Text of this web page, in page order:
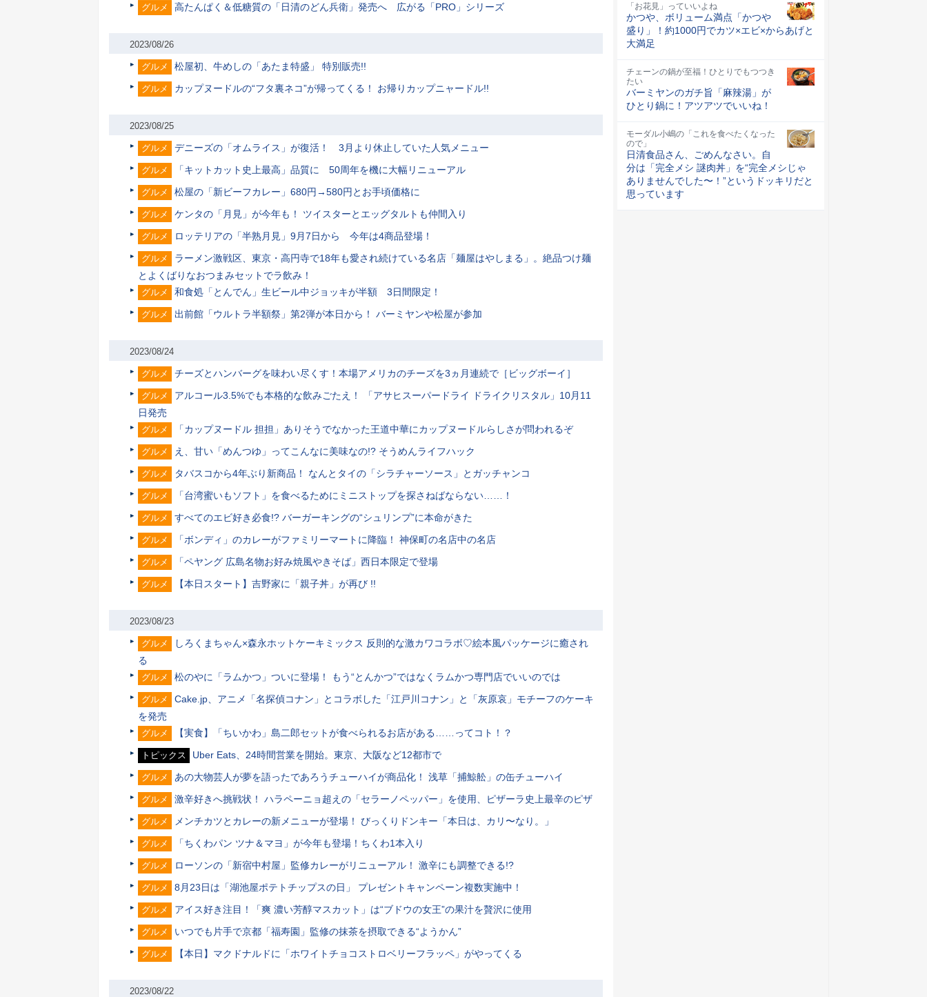
グルメ 高たんぱく＆低糖質の「日清のどん兵衛」発売へ 広がる「PRO」シリーズ
2023/08/26
グルメ 松屋初、牛めしの「あたま特盛」 特別販売!!
グルメ カップヌードルの“フタ裏ネコ”が帰ってくる！ お帰りカップニャードル!!
2023/08/25
グルメ デニーズの「オムライス」が復活！ 3月より休止していた人気メニュー
グルメ 「キットカット史上最高」品質に 50周年を機に大幅リニューアル
グルメ 松屋の「新ビーフカレー」680円→580円とお手頃価格に
グルメ ケンタの「月見」が今年も！ ツイスターとエッグタルトも仲間入り
グルメ ロッテリアの「半熟月見」9月7日から 今年は4商品登場！
グルメ
ラーメン激戦区、東京・高円寺で18年も愛され続けている名店「麺屋はやしまる」。絶品つけ麺
とよくばりなおつまみセットでラ飲み！
グルメ 和食処「とんでん」生ビール中ジョッキが半額 3日間限定！
グルメ 出前館「ウルトラ半額祭」第2弾が本日から！ バーミヤンや松屋が参加
2023/08/24
グルメ チーズとハンバーグを味わい尽くす！本場アメリカのチーズを3ヵ月連続で［ビッグボーイ］
グルメ
アルコール3.5%でも本格的な飲みごたえ！ 「アサヒスーパードライ ドライクリスタル」10月11
日発売
グルメ 「カップヌードル 担担」ありそうでなかった王道中華にカップヌードルらしさが問われるぞ
グルメ え、甘い「めんつゆ」ってこんなに美味なの!? そうめんライフハック
グルメ タバスコから4年ぶり新商品！ なんとタイの「シラチャーソース」とガッチャンコ
グルメ 「台湾蜜いもソフト」を食べるためにミニストップを探さねばならない……！
グルメ すべてのエビ好き必食!? バーガーキングの“シュリンプ”に本命がきた
グルメ 「ボンディ」のカレーがファミリーマートに降臨！ 神保町の名店中の名店
グルメ 「ペヤング 広島名物お好み焼風やきそば」西日本限定で登場
グルメ 【本日スタート】吉野家に「親子丼」が再び !!
2023/08/23
グルメ
しろくまちゃん×森永ホットケーキミックス 反則的な激カワコラボ♡絵本風パッケージに癒され
る
グルメ 松のやに「ラムかつ」ついに登場！ もう“とんかつ”ではなくラムかつ専門店でいいのでは
グルメ
Cake.jp、アニメ「名探偵コナン」とコラボした「江戸川コナン」と「灰原哀」モチーフのケーキ
を発売
グルメ 【実食】「ちいかわ」島二郎セットが食べられるお店がある……ってコト！？
トピックス Uber Eats、24時間営業を開始。東京、大阪など12都市で
グルメ あの大物芸人が夢を語ったであろうチューハイが商品化！ 浅草「捕鯨舩」の缶チューハイ
グルメ 激辛好きへ挑戦状！ ハラペーニョ超えの「セラーノペッパー」を使用、ピザーラ史上最辛のピザ
グルメ メンチカツとカレーの新メニューが登場！ びっくりドンキー「本日は、カリ〜なり。」
グルメ 「ちくわパン ツナ＆マヨ」が今年も登場！ちくわ1本入り
グルメ ローソンの「新宿中村屋」監修カレーがリニューアル！ 激辛にも調整できる!?
グルメ 8月23日は「湖池屋ポテトチップスの日」 プレゼントキャンペーン複数実施中！
グルメ アイス好き注目！「爽 濃い芳醇マスカット」は“ブドウの女王”の果汁を贅沢に使用
グルメ いつでも片手で京都「福寿園」監修の抹茶を摂取できる“ようかん”
グルメ 【本日】マクドナルドに「ホワイトチョコストロベリーフラッペ」がやってくる
2023/08/22
「お花見」っていいよね
かつや、ボリューム満点「かつや
盛り」！約1000円でカツ×エビ×からあげと
大満足
チェーンの鍋が至福！ひとりでもつつき
たい
バーミヤンのガチ旨「麻辣湯」が
ひとり鍋に！アツアツでいいね！
モーダル小嶋の「これを食べたくなった
ので」
日清食品さん、ごめんなさい。自
分は「完全メシ 謎肉丼」を“完全メシじゃ
ありませんでした〜！”というドッキリだと
思っています